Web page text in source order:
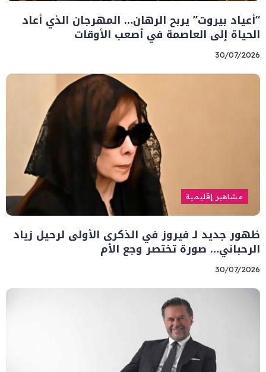
“أعياد بيروت” يربح الرهان… المهرجان الذي أعاد
الحياة إلى العاصمة في أصعب الأوقات
30/07/2026
مشاهير إقليمية
ظهور جديد لـ فيروز في الذكرى الأولى لرحيل زياد
الرحباني… صورة تختصر وجع الأم
30/07/2026